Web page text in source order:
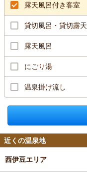
露天風呂付き客室
貸切風呂・貸切露天
露天風呂
にごり湯
温泉掛け流し
近くの温泉地
西伊豆エリア